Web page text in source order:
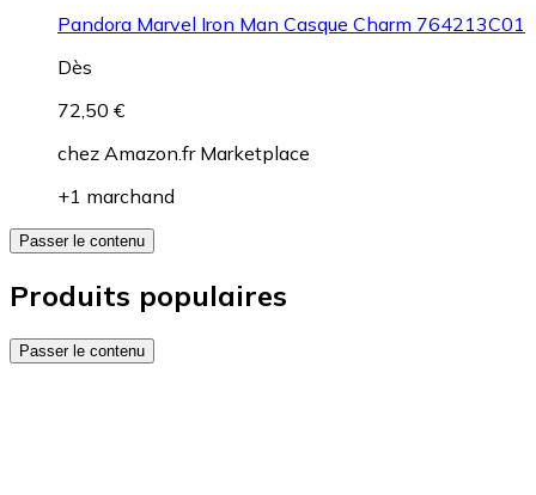
Pandora Marvel Iron Man Casque Charm 764213C01
Dès
72,50 €
chez Amazon.fr Marketplace
+1 marchand
Passer le contenu
Produits populaires
Passer le contenu